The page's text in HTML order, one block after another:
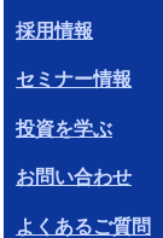
採用情報
セミナー情報
投資を学ぶ
お問い合わせ
よくあるご質問